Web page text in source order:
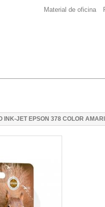
Material de oficina
INK-JET EPSON 378 COLOR